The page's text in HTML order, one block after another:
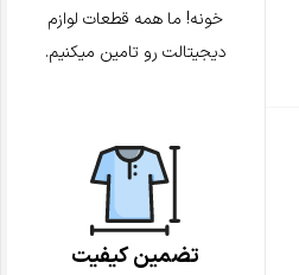
خونه! ما همه قطعات لوازم
دیجیتالت رو تامین میکنیم.
تضمین کیفیت